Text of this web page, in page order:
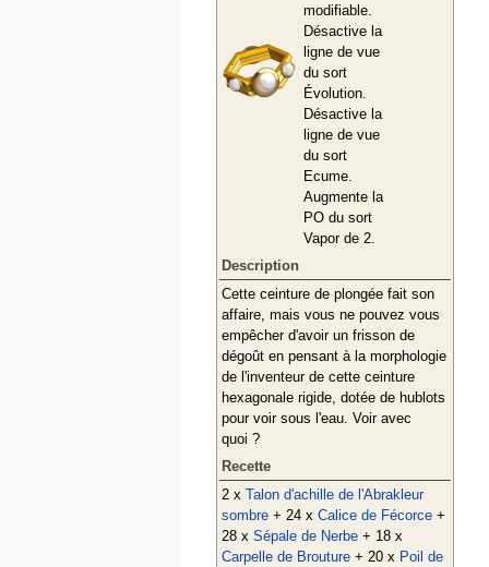
modifiable.
Désactive la
ligne de vue
du sort
Évolution.
Désactive la
ligne de vue
du sort
Ecume.
Augmente la
PO du sort
Vapor de 2.
Description
Cette ceinture de plongée fait son
affaire, mais vous ne pouvez vous
empêcher d'avoir un frisson de
dégoût en pensant à la morphologie
de l'inventeur de cette ceinture
hexagonale rigide, dotée de hublots
pour voir sous l'eau. Voir avec
quoi ?
Recette
2 x
Talon d'achille de l'Abrakleur
sombre+ 24 x Calice de Fécorce+
28 x Sépale de Nerbe+ 18 x
Carpelle de Brouture+ 20 x Poil de